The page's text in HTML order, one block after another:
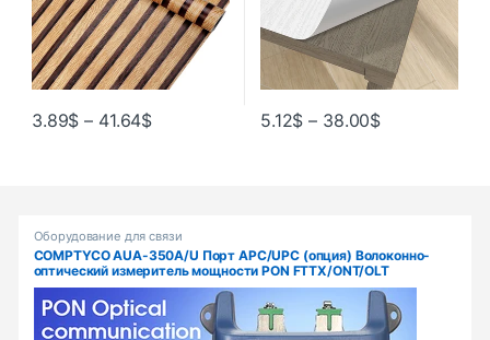
3.89$ – 41.64$ 5.12$ – 38.00$
Products Grid
Оборудование для связи
COMPTYCO AUA-350A/U Порт APC/UPC (опция) Волоконно-
оптический измеритель мощности PON FTTX/ONT/OLT
1310/1490/1550 нм